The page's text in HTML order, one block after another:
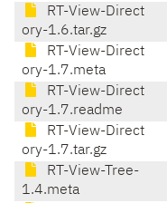
RT-View-Direct
ory-1.6.tar.gz
RT-View-Direct
ory-1.7.meta
RT-View-Direct
ory-1.7.readme
RT-View-Direct
ory-1.7.tar.gz
RT-View-Tree-
1.4.meta